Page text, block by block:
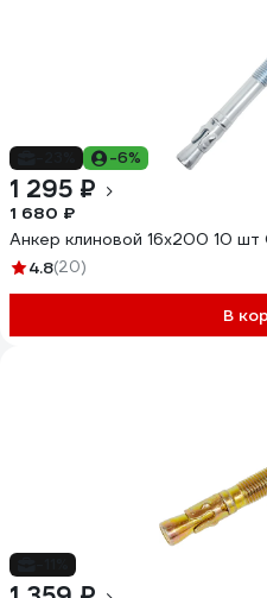
-6%
1 295 ₽
1 680 ₽
Анкер клиновой 16x200 10
4.8(20)
В